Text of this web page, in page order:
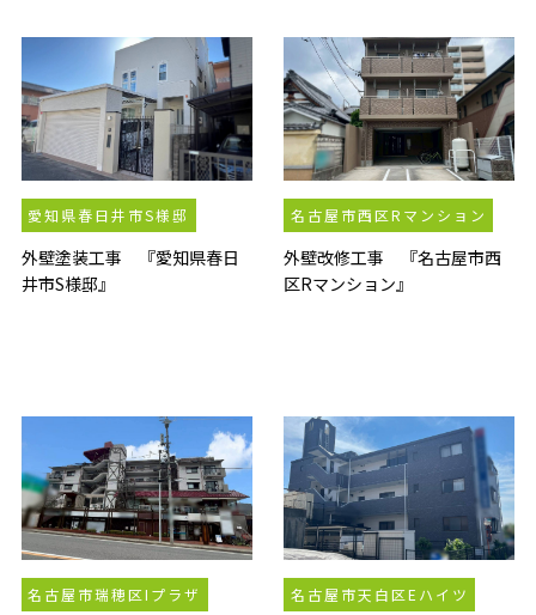
愛知県春日井市S様邸
外壁塗装工事 『愛知県春日
井市S様邸』
名古屋市西区Rマンション
外壁改修工事 『名古屋市西
区Rマンション』
名古屋市瑞穂区Iプラザ 名古屋市天白区Eハイツ